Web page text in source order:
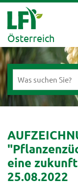
Österreich
eine
25.08.2022